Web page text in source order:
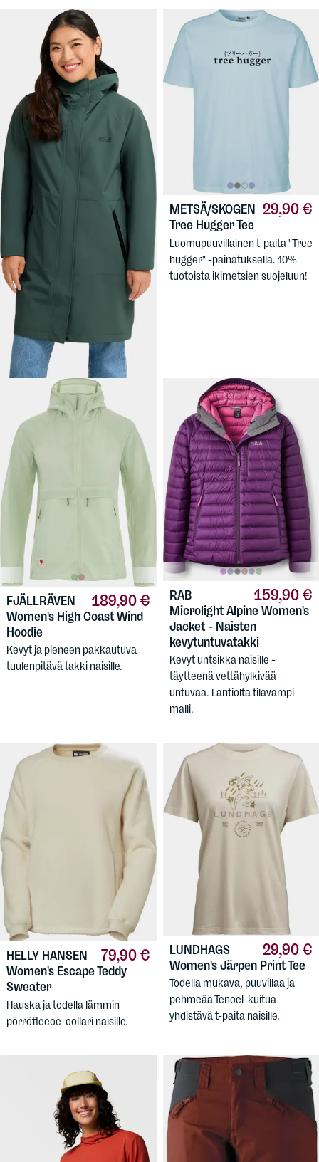
139,90 €
WOLFSKIN
Women's Onera
2L Coat
Pidempi takki naisille,
välikausikäyttöön.
Säänkestävä Texapore-
materiaali.
29,90 €
METSÄ/SKOGEN
Tree Hugger Tee
Luomupuuvillainen t-paita "Tree
hugger" -painatuksella. 10%
tuotoista ikimetsien suojeluun!
189,90 €
FJÄLLRÄVEN
Women's High Coast Wind
Hoodie
Kevyt ja pieneen pakkautuva
tuulenpitävä takki naisille.
159,90 €
RAB
Microlight Alpine Women's
Jacket - Naisten
kevytuntuvatakki
Kevyt untsikka naisille -
täytteenä vettähylkivää
untuvaa. Lantiolta tilavampi
malli.
79,90 €
HELLY HANSEN
Women's Escape Teddy
Sweater
Hauska ja todella lämmin
pörröfleece-collari naisille.
29,90 €
LUNDHAGS
Women's Järpen Print Tee
Todella mukava, puuvillaa ja
pehmeää Tencel-kuitua
yhdistävä t-paita naisille.